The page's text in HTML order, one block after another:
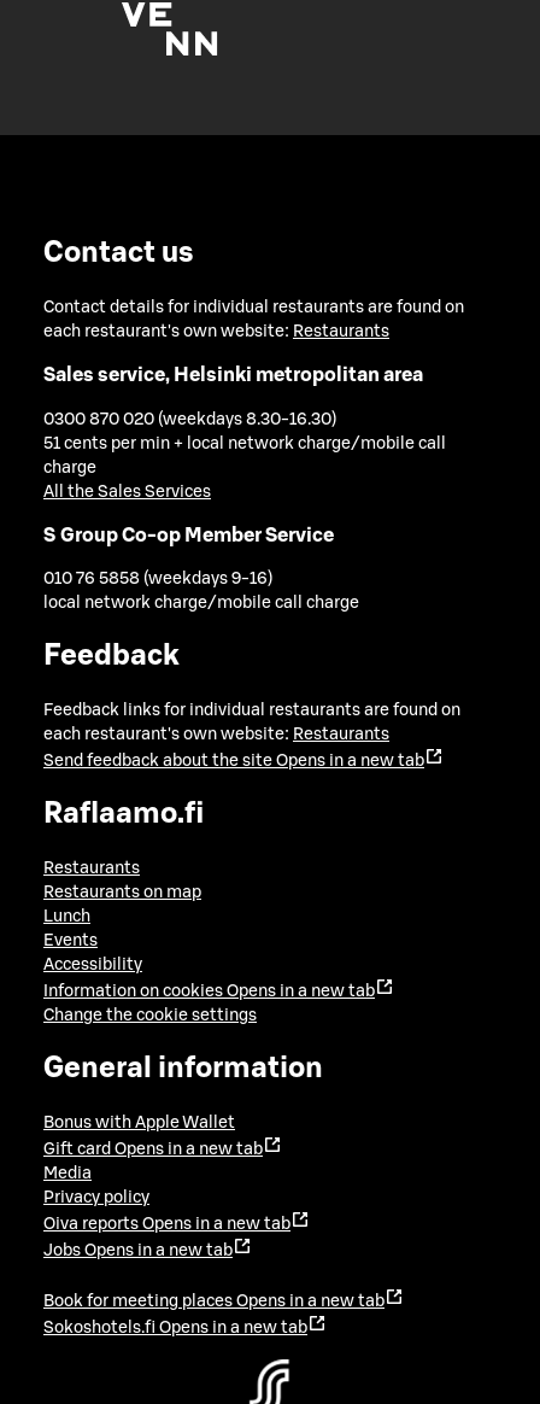
Contact us
Contact details for individual restaurants are found on
each restaurant's own website: Restaurants
Sales service, Helsinki metropolitan area
0300 870 020 (weekdays 8.30-16.30)
51 cents per min + local network charge/mobile call
charge
All the Sales Services
S Group Co-op Member Service
010 76 5858 (weekdays 9-16)
local network charge/mobile call charge
Feedback
Feedback links for individual restaurants are found on
each restaurant's own website: Restaurants
Send feedback about the site Opens in a new tab
Raflaamo.fi
Restaurants
Restaurants on map
Lunch
Events
Accessibility
Information on cookies Opens in a new tab
Change the cookie settings
General information
Bonus with Apple Wallet
Gift card Opens in a new tab
Media
Privacy policy
Oiva reports Opens in a new tab
Jobs Opens in a new tab
Book for meeting places Opens in a new tab
Sokoshotels.fi Opens in a new tab